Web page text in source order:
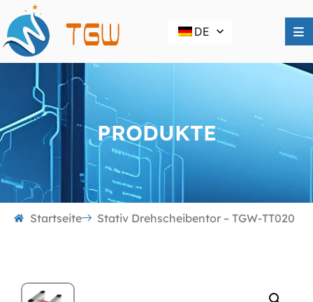
DE
PRODUKTE
Startseite Stativ Drehscheibentor – TGW-TT020